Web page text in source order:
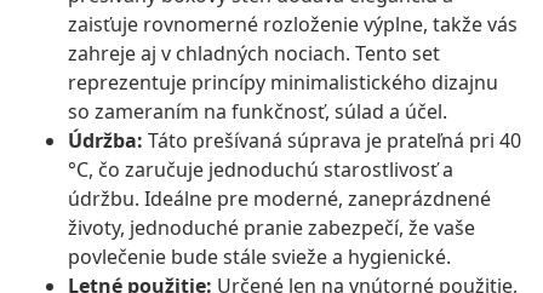
zaisťuje rovnomerné rozloženie výplne, takže vás
zahreje aj v chladných nociach. Tento set
reprezentuje princípy minimalistického dizajnu
so zameraním na funkčnosť, súlad a účel.
Údržba: Táto prešívaná súprava je prateľná pri 40
°C, čo zaručuje jednoduchú starostlivosť a
údržbu. Ideálne pre moderné, zaneprázdnené
životy, jednoduché pranie zabezpečí, že vaše
povlečenie bude stále svieže a hygienické.
Letné použitie: Určené len na vnútorné použitie,